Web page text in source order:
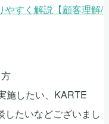
やすく解説【顧客理解/
施したい、KARTE
したいなどございまし